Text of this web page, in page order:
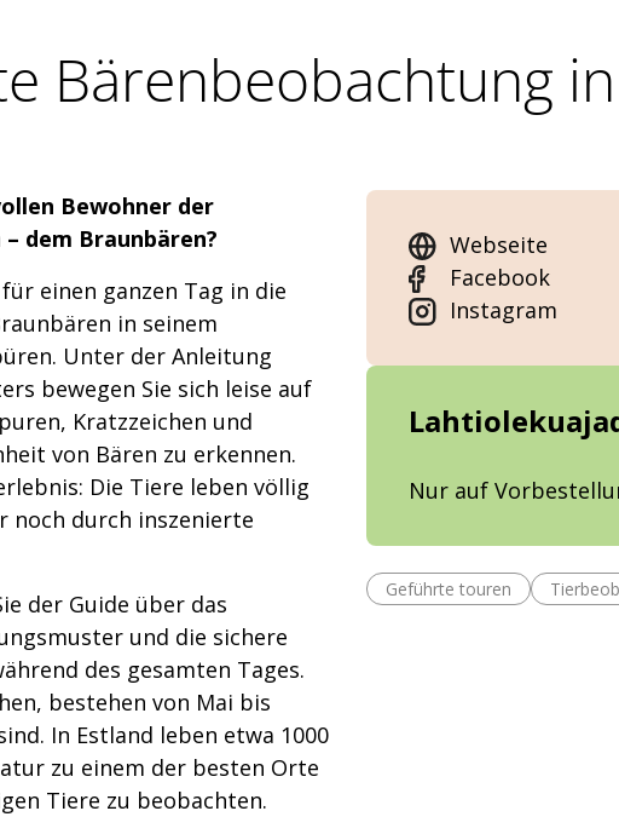
Bärenbeobachtung
Bewohner der
dem Braunbären?
einen ganzen Tag in die
in seinem
Unter der Anleitung
bewegen Sie sich leise auf
Kratzzeichen und
von Bären zu erkennen.
Die Tiere leben völlig
noch durch inszenierte
der Guide über das
und die sichere
des gesamten Tages.
bestehen von Mai bis
In Estland leben etwa 1000
zu einem der besten Orte
Tiere zu beobachten.
Webseite
Facebook
Instagram
Nur auf
Geführte touren